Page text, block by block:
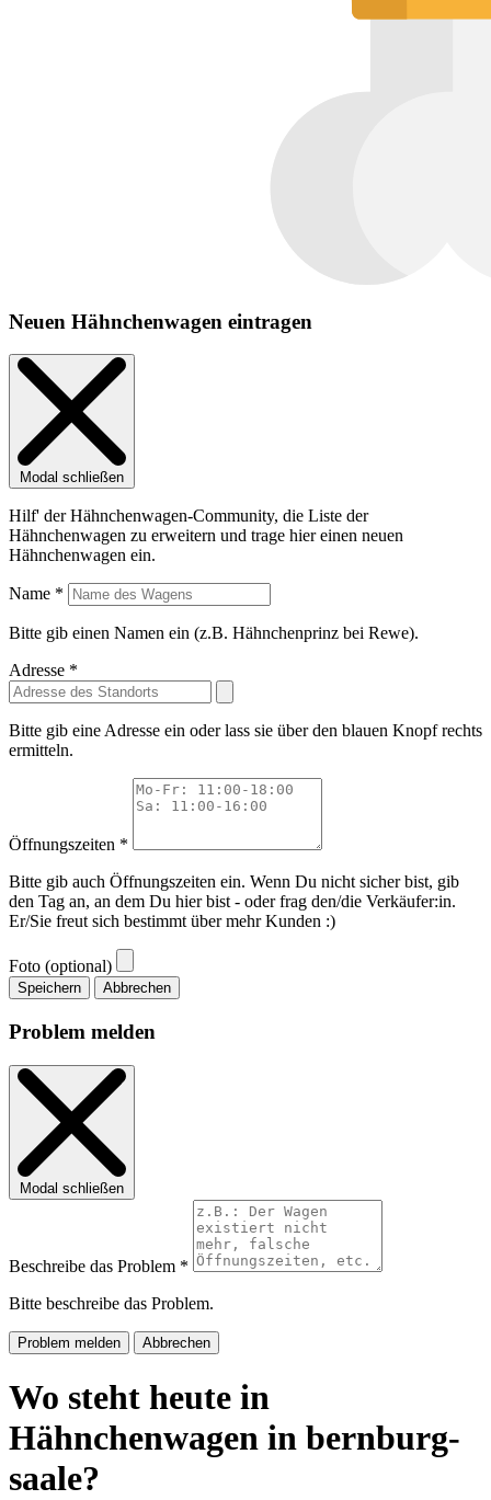
Neuen Hähnchenwagen eintragen
Modal schließen
Hilf' der Hähnchenwagen-Community, die Liste der
Hähnchenwagen zu erweitern und trage hier einen neuen
Hähnchenwagen ein.
Name *
Bitte gib einen Namen ein (z.B. Hähnchenprinz bei Rewe).
Adresse *
Bitte gib eine Adresse ein oder lass sie über den blauen Knopf rechts
ermitteln.
Öffnungszeiten *
Bitte gib auch Öffnungszeiten ein. Wenn Du nicht sicher bist, gib
den Tag an, an dem Du hier bist - oder frag den/die Verkäufer:in.
Er/Sie freut sich bestimmt über mehr Kunden :)
Foto (optional)
Speichern Abbrechen
Problem melden
Modal schließen
Beschreibe das Problem *
Bitte beschreibe das Problem.
Problem melden Abbrechen
Wo steht heute in
Hähnchenwagen in bernburg-
saale?